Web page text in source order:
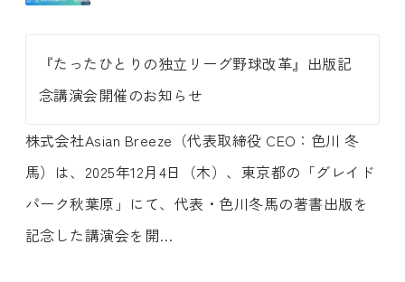
『たったひとりの独立リーグ野球改革』出版記
念講演会開催のお知らせ
株式会社Asian Breeze（代表取締役 CEO：色川 冬
馬）は、2025年12月4日（木）、東京都の「グレイド
パーク秋葉原」にて、代表・色川冬馬の著書出版を
記念した講演会を開…